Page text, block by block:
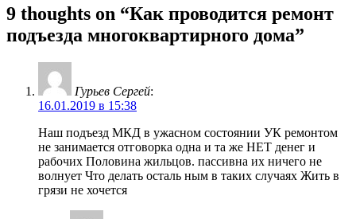
9 thoughts on “Как проводится ремонт
подъезда многоквартирного дома”
Гурьев Сергей:
16.01.2019 в 15:38
Наш подъезд МКД в ужасном состоянии УК ремонтом
не занимается отговорка одна и та же НЕТ денег и
рабочих Половина жильцов. пассивна их ничего не
волнует Что делать осталь ным в таких случаях Жить в
грязи не хочется